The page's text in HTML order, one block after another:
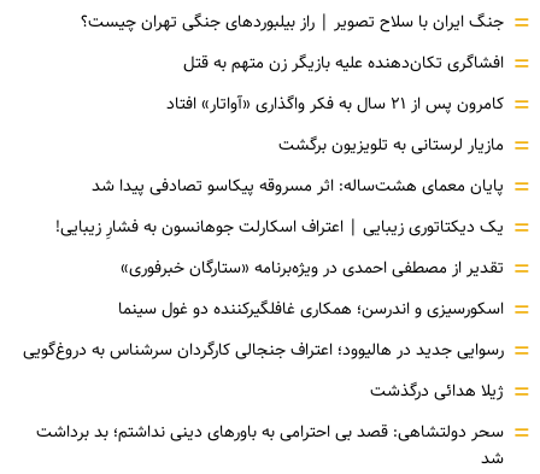
= جنگ ایران با سلاح تصویر | راز بیلبوردهای جنگی تهران چیست؟
= افشاگری‌ تکان‌دهنده علیه بازیگر زن متهم به قتل
= کامرون پس از ۲۱ سال به فکر واگذاری «آواتار» افتاد
= مازیار لرستانی به تلویزیون برگشت
= پایان معمای هشت‌ساله: اثر مسروقه پیکاسو تصادفی پیدا شد
= یک دیکتاتوری زیبایی | اعتراف اسکارلت جوهانسون به فشارِ زیبایی!
= تقدیر از مصطفی احمدی در ویژه‌برنامه «ستارگان خبرفوری»
= اسکورسیزی و اندرسن؛ همکاری غافلگیرکننده دو غول سینما
= رسوایی جدید در هالیوود؛ اعتراف جنجالی کارگردان سرشناس به دروغ‌گویی
= ژیلا هدائی درگذشت
= سحر دولتشاهی: قصد بی احترامی به باورهای دینی نداشتم؛ بد برداشت
شد